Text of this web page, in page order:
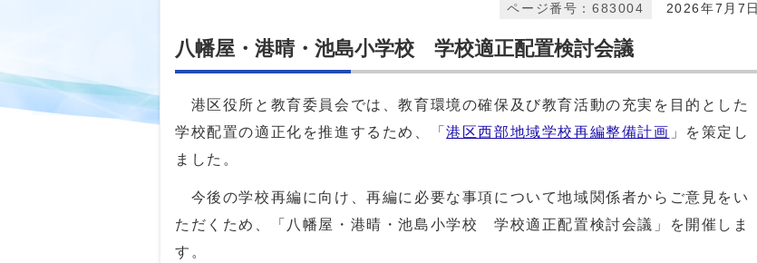
2026年7月7日
ページ番号：683004
八幡屋・港晴・池島小学校 学校適正配置検討会議
港区役所と教育委員会では、教育環境の確保及び教育活動の充実を目的とした
学校配置の適正化を推進するため、「港区西部地域学校再編整備計画 」を策定し
ました。
今後の学校再編に向け、再編に必要な事項について地域関係者からご意見をい
ただくため、「八幡屋・港晴・池島小学校 学校適正配置検討会議」を開催しま
す。